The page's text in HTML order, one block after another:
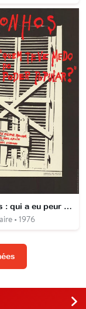
Barronhos : qui a eu peur du pouvoir populaire ?
• 1976